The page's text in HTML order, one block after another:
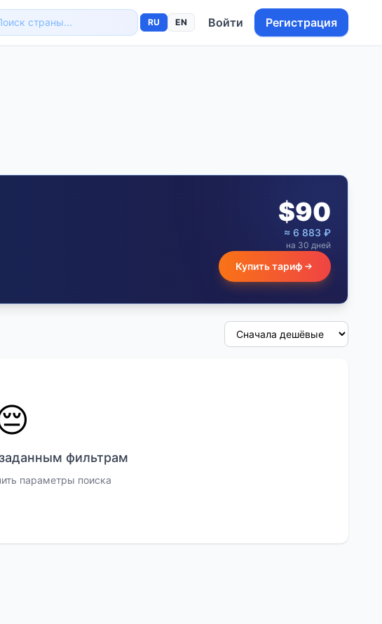
RU EN Войти Регистрация
$90
≈ 6 883 ₽
на 30 дней
Купить тариф
фильтрам
параметры поиска